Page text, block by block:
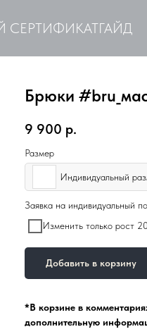
СЕРТИФИКАТГАЙД
Брюки
9 900 р.
Размер
Индивидуальный
Заявка на индивидуальный
Изменить только рост
Добавить в корзину
*В корзине в
дополнительную